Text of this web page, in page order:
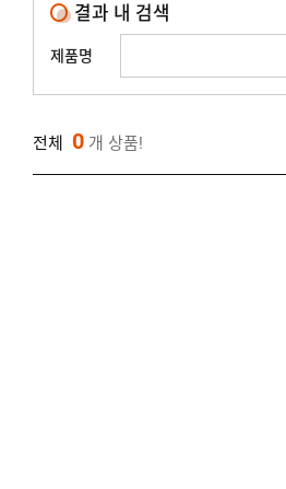
결과 내 검색
제품명
전체 0 개 상품!